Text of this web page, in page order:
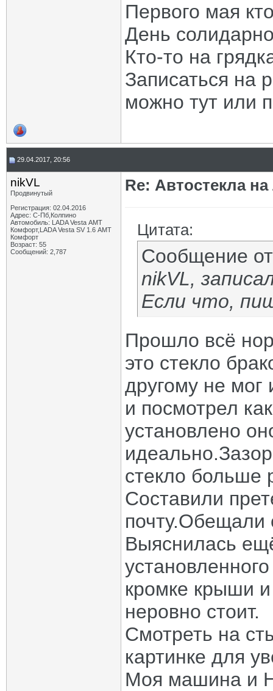
Первого мая
День
Кто-то на
Записаться на
можно тут или
29.04.2017, 20:56
nikVL
Продвинутый
Регистрация: 02.04.2016
Адрес: С-Пб,Колпино
Автомобиль: LADA Vesta АМТ
Комфорт,LADA Vesta SV 1.6 АМТ
Комфорт
Возраст: 55
Сообщений: 2,787
Re: Автостекла
Цитата:
Сообщение
nikVL,
Если что,
Прошло всё
это стекло
другому не
и посмотрел
установлено
стекло больше
Составили
почту.Обещали
Выяснилась
кромке крыши и
неровно стоит.
Смотреть на
картинке для
Моя машина и